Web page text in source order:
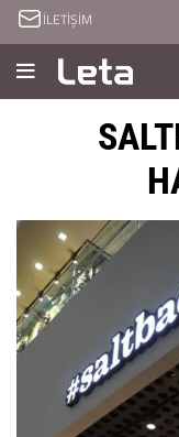
İLETİŞİM